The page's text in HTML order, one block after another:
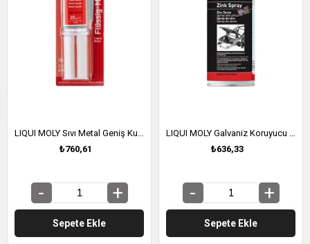
₺760,61
Sepete Ekle
₺636,33
Sepete Ekle